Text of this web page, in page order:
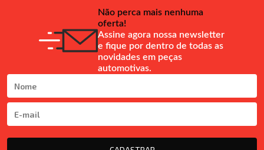
Não perca mais nenhuma
oferta!
Assine agora nossa newsletter
e fique por dentro de todas as
novidades em peças
automotivas.